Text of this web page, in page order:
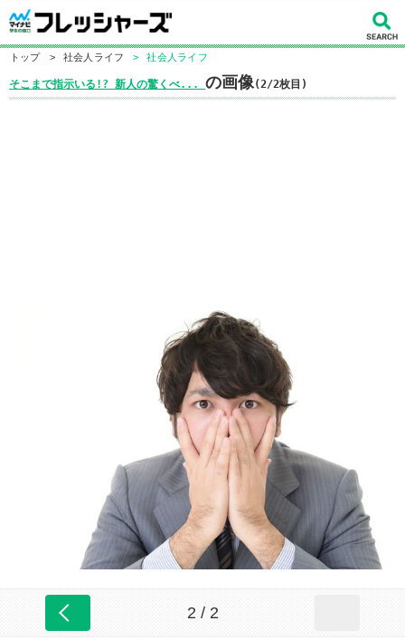
トップ > 社会人ライフ > 社会人ライフ
そこまで指示いる!? 新人の驚くべ... の画像(2/2枚目)
2 / 2